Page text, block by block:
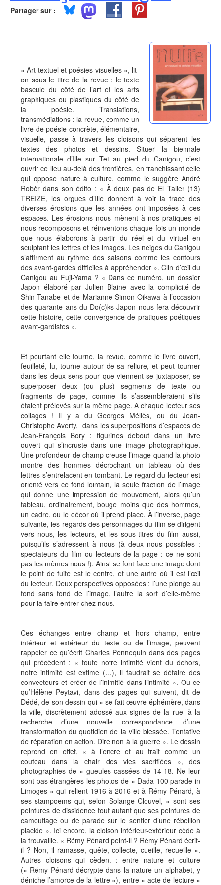
Partager sur :
« Art textuel et poésies visuelles », lit-
on sous le titre de la revue : le texte
bascule du côté de l’art et les arts
graphiques ou plastiques du côté de
la poésie. Translations,
transmédiations : la revue, comme un
livre de poésie concrète, élémentaire,
visuelle, passe à travers les cloisons qui séparent les
textes des photos et dessins. Situer la biennale
internationale d’Ille sur Tet au pied du Canigou, c’est
ouvrir ce lieu au-delà des frontières, en franchissant celle
qui oppose nature à culture, comme le suggère André
Robèr dans son édito : « À deux pas de El Taller (13)
TREIZE, les orgues d’Ille donnent à voir la trace des
diverses érosions que les années ont imposées à ces
espaces. Les érosions nous mènent à nos pratiques et
nous recomposons et réinventons chaque fois un monde
que nous élaborons à partir du réel et du virtuel en
sculptant les lettres et les images. Les neiges du Canigou
s’affirment au rythme des saisons comme les contours
des avant-gardes difficiles à appréhender ». Clin d’œil du
Canigou au Fuji-Yama ? « Dans ce numéro, un dossier
Japon élaboré par Julien Blaine avec la complicité de
Shin Tanabe et de Marianne Simon-Oikawa à l’occasion
des quarante ans du Do(c)ks Japon nous fera découvrir
cette histoire, cette convergence de pratiques poétiques
avant-gardistes ».
Et pourtant elle tourne, la revue, comme le livre ouvert,
feuilleté, lu, tourne autour de sa reliure, et peut tourner
dans les deux sens pour que viennent se juxtaposer, se
superposer deux (ou plus) segments de texte ou
fragments de page, comme ils s’assembleraient s’ils
étaient prélevés sur la même page. À chaque lecteur ses
collages ! Il y a du Georges Méliès, ou du Jean-
Christophe Averty, dans les superpositions d’espaces de
Jean-François Bory : figurines debout dans un livre
ouvert qui s’incruste dans une image photographique.
Une profondeur de champ creuse l’image quand la photo
montre des hommes décrochant un tableau où des
lettres s’entrelacent en tombant. Le regard du lecteur est
orienté vers ce fond lointain, la seule fraction de l’image
qui donne une impression de mouvement, alors qu’un
tableau, ordinairement, bouge moins que des hommes,
un cadre, ou le décor où il prend place. À l’inverse, page
suivante, les regards des personnages du film se dirigent
vers nous, les lecteurs, et les sous-titres du film aussi,
puisqu’ils s’adressent à nous (à deux nous possibles :
spectateurs du film ou lecteurs de la page : ce ne sont
pas les mêmes nous !). Ainsi se font face une image dont
le point de fuite est le centre, et une autre où il est l’œil
du lecteur. Deux perspectives opposées : l’une plonge au
fond sans fond de l’image, l’autre la sort d’elle-même
pour la faire entrer chez nous.
Ces échanges entre champ et hors champ, entre
intérieur et extérieur du texte ou de l’image, peuvent
rappeler ce qu’écrit Charles Pennequin dans des pages
qui précèdent : « toute notre intimité vient du dehors,
notre intimité est extime (…), il faudrait se défaire des
convecteurs et créer de l’inimitié dans l’intimité ». Ou ce
qu’Hélène Peytavi, dans des pages qui suivent, dit de
Dédé, de son dessin qui « se fait œuvre éphémère, dans
la ville, discrètement adossé aux signes de la rue, à la
recherche d’une nouvelle correspondance, d’une
transformation du quotidien de la ville blessée. Tentative
de réparation en action. Dire non à la guerre ». Le dessin
reprend en effet, « à l’encre et au trait comme un
couteau dans la chair des vies sacrifiées », des
photographies de « gueules cassées de 14-18. Ne leur
sont pas étrangères les photos de « Dada 100 parade in
Limoges » qui relient 1916 à 2016 et à Rémy Pénard, à
ses stampoems qui, selon Solange Clouvel, « sont ses
peintures de dissidence tout autant que ses peintures de
camouflage ou de parade sur le sentier d’une rébellion
placide ». Ici encore, la cloison intérieur-extérieur cède à
la trouvaille. « Rémy Pénard peint-il ? Rémy Pénard écrit-
il ? Non, il ramasse, quête, collecte, cueille, recueille ».
Autres cloisons qui cèdent : entre nature et culture
(« Rémy Pénard décrypte dans la nature un alphabet, y
déniche l’amorce de la lettre »), entre « acte de lecture »